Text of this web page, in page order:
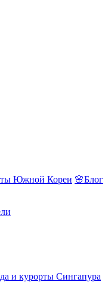
Южной Кореи 🌸Блог
и курорты Сингапура